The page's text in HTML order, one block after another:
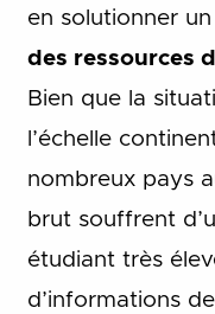
en solutionner
des ressources
Bien que la
l’échelle
nombreux pays
brut souffrent
étudiant très
d’informations